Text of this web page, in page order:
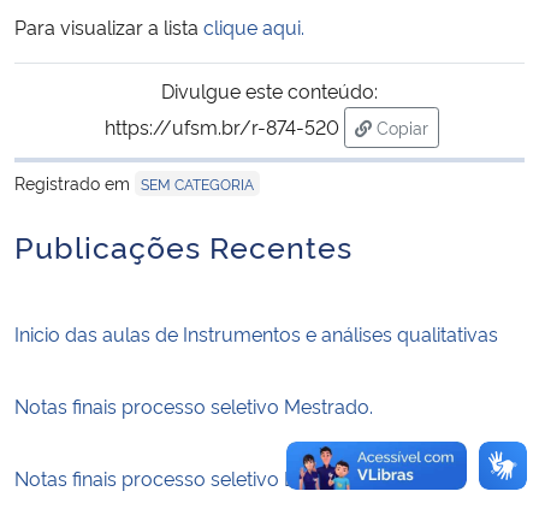
Ministério do Desenvolvimento Regional
Controladoria-Geral da União
Ministério da Mulher, da Família e dos Direitos Humanos
Advocacia-Geral da União
Banco Central do Brasil
Para visualizar a lista clique aqui.
Divulgue este conteúdo:
https://ufsm.br/r-874-520
Copiar
para área de
Registrado em SEM CATEGORIA
Publicações Recentes
Inicio das aulas de Instrumentos e análises qualitativas
Notas finais processo seletivo Mestrado.
Notas finais processo seletivo Doutorado.